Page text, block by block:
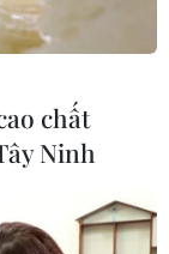
chất
Ninh